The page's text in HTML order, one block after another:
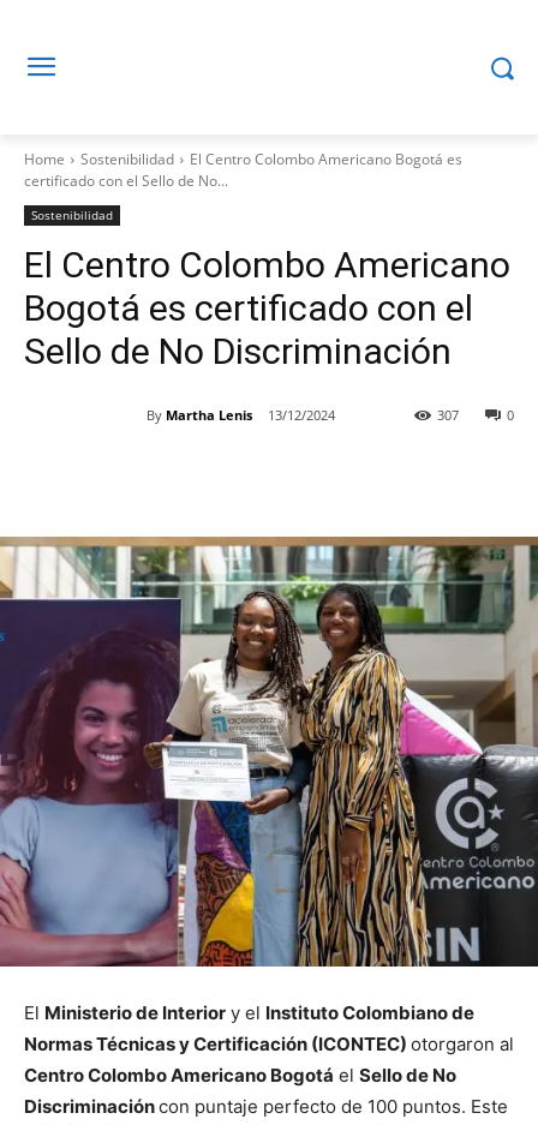
Home Sostenibilidad
El Centro Colombo Americano Bogotá es
certificado con el Sello de No...
Sostenibilidad
El Centro Colombo Americano
Bogotá es certificado con el
Sello de No Discriminación
By Martha Lenis 13/12/2024 0
307
El Ministerio de Interior y el Instituto Colombiano de
Normas Técnicas y Certificación (ICONTEC) otorgaron al
Centro Colombo Americano Bogotá el Sello de No
Discriminacióncon puntaje perfecto de 100 puntos. Este